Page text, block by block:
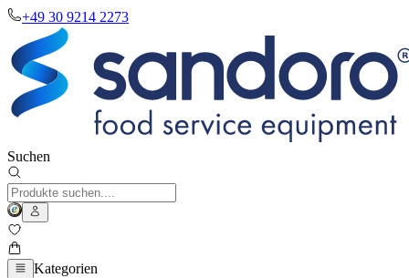
+49 30 9214 2273
Suchen
Kategorien